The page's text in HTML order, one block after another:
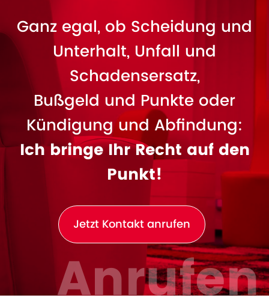
Ganz egal, ob Scheidung und
Unterhalt, Unfall und
Schadensersatz,
Bußgeld und Punkte oder
Kündigung und Abfindung:
Ich bringe Ihr Recht auf den
Punkt!
Jetzt Kontakt anrufen
Anrufen